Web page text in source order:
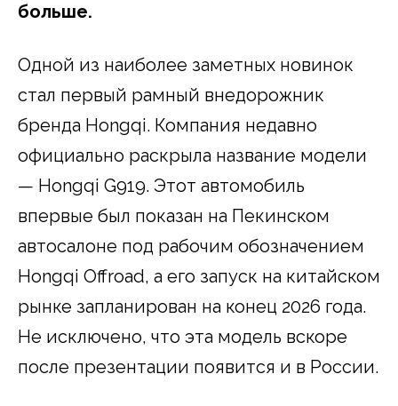
больше.
Одной из наиболее заметных новинок
стал первый рамный внедорожник
бренда Hongqi. Компания недавно
официально раскрыла название модели
— Hongqi G919. Этот автомобиль
впервые был показан на Пекинском
автосалоне под рабочим обозначением
Hongqi Offroad, а его запуск на китайском
рынке запланирован на конец 2026 года.
Не исключено, что эта модель вскоре
после презентации появится и в России.